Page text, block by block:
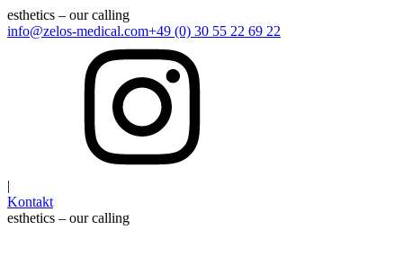
esthetics – our calling
info@zelos-medical.com+49 (0) 30 55 22 69 22
|
Kontakt
esthetics – our calling